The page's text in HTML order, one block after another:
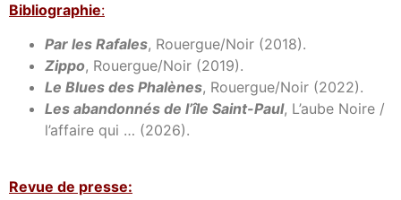
Bibliographie:
Par les Rafales, Rouergue/Noir (2018).
Zippo, Rouergue/Noir (2019).
Le Blues des Phalènes, Rouergue/Noir (2022).
Les abandonnés de l’île Saint-Paul, L’aube Noire /
l’affaire qui … (2026).
Revue de presse: